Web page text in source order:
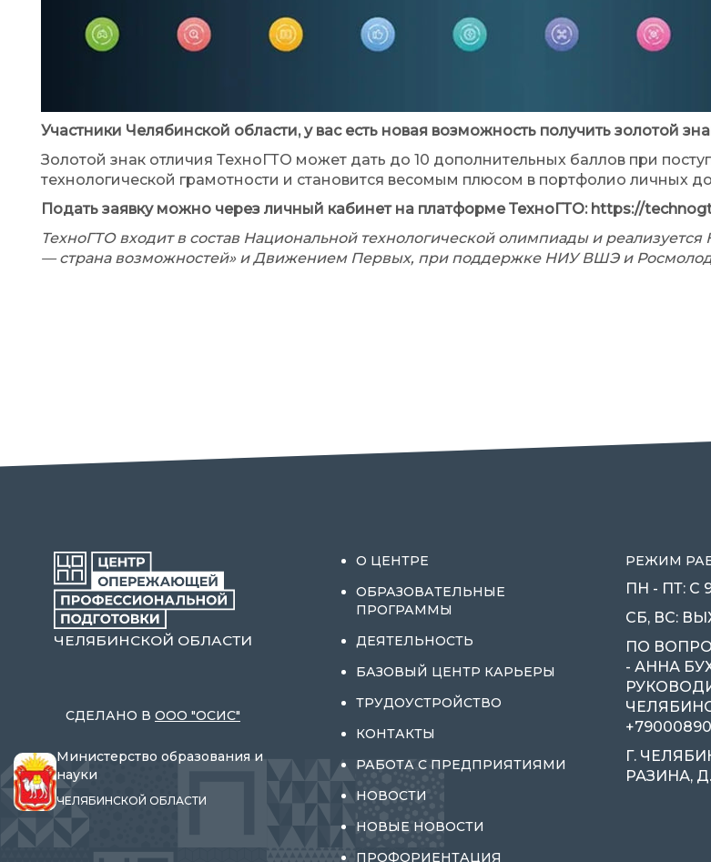
Участники Челябинской области, у вас есть новая возможность получить золотой
Золотой знак отличия ТехноГТО может дать до 10 дополнительных баллов при
технологической грамотности и становится весомым плюсом в портфолио личных
Подать заявку можно через личный кабинет на платформе ТехноГТО: https://
ТехноГТО входит в состав Национальной технологической олимпиады и
— страна возможностей» и Движением Первых, при поддержке НИУ ВШЭ и
ЧЕЛЯБИНСКОЙ ОБЛАСТИ
СДЕЛАНО В ООО "ОСИС"
Министерство образования и
науки
ЧЕЛЯБИНСКОЙ ОБЛАСТИ
О ЦЕНТРЕ
ОБРАЗОВАТЕЛЬНЫЕ
ПРОГРАММЫ
ДЕЯТЕЛЬНОСТЬ
БАЗОВЫЙ ЦЕНТР КАРЬЕРЫ
ТРУДОУСТРОЙСТВО
КОНТАКТЫ
РАБОТА С ПРЕДПРИЯТИЯМИ
НОВОСТИ
НОВЫЕ НОВОСТИ
ПРОФОРИЕНТАЦИЯ
РЕЖИМ
ПН - ПТ: С
СБ, ВС:
ПО
- АННА
Г.
РАЗИНА,